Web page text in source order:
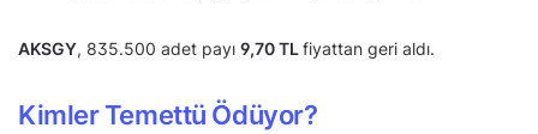
AKSGY, 835.500 adet payı 9,70 TLfiyattan geri aldı.
Kimler Temettü Ödüyor?